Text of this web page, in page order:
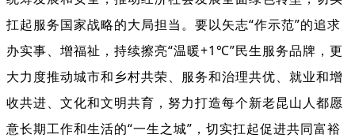
扛起服务国家战略的大局担当。要以矢志“作示范”的追求
办实事、增福祉，持续擦亮“温暖+1℃”民生服务品牌，更
大力度推动城市和乡村共荣、服务和治理共优、就业和增
收共进、文化和文明共育，努力打造每个新老昆山人都愿
意长期工作和生活的“一生之城” ， 切实扛起促进共同富裕